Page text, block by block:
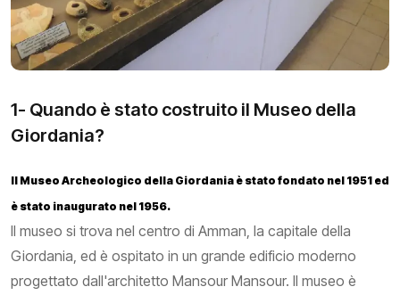
1- Quando è stato costruito il Museo della
Giordania?
Il Museo Archeologico della Giordania è stato fondato nel 1951 ed
è stato inaugurato nel 1956.
Il museo si trova nel centro di Amman, la capitale della
Giordania, ed è ospitato in un grande edificio moderno
progettato dall'architetto Mansour Mansour. Il museo è